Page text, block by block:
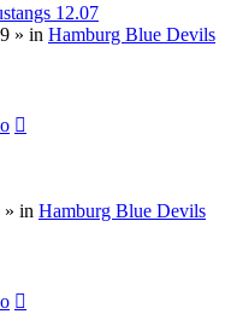
12.07
» in Hamburg Blue Devils
» in Hamburg Blue Devils